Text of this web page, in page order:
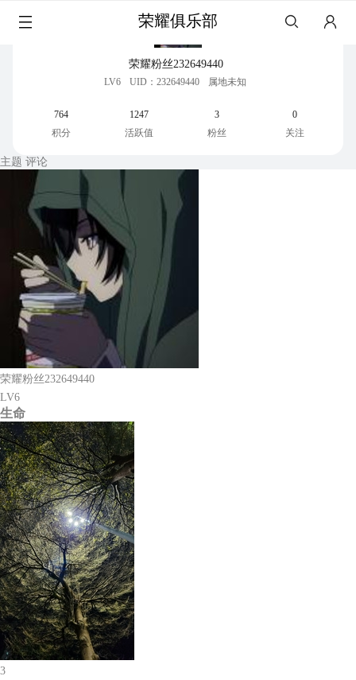
荣耀俱乐部
荣耀粉丝232649440
LV6 UID：232649440 属地未知
764
积分
1247
活跃值
3
粉丝
0
关注
主题 评论
荣耀粉丝232649440
LV6
生命
3